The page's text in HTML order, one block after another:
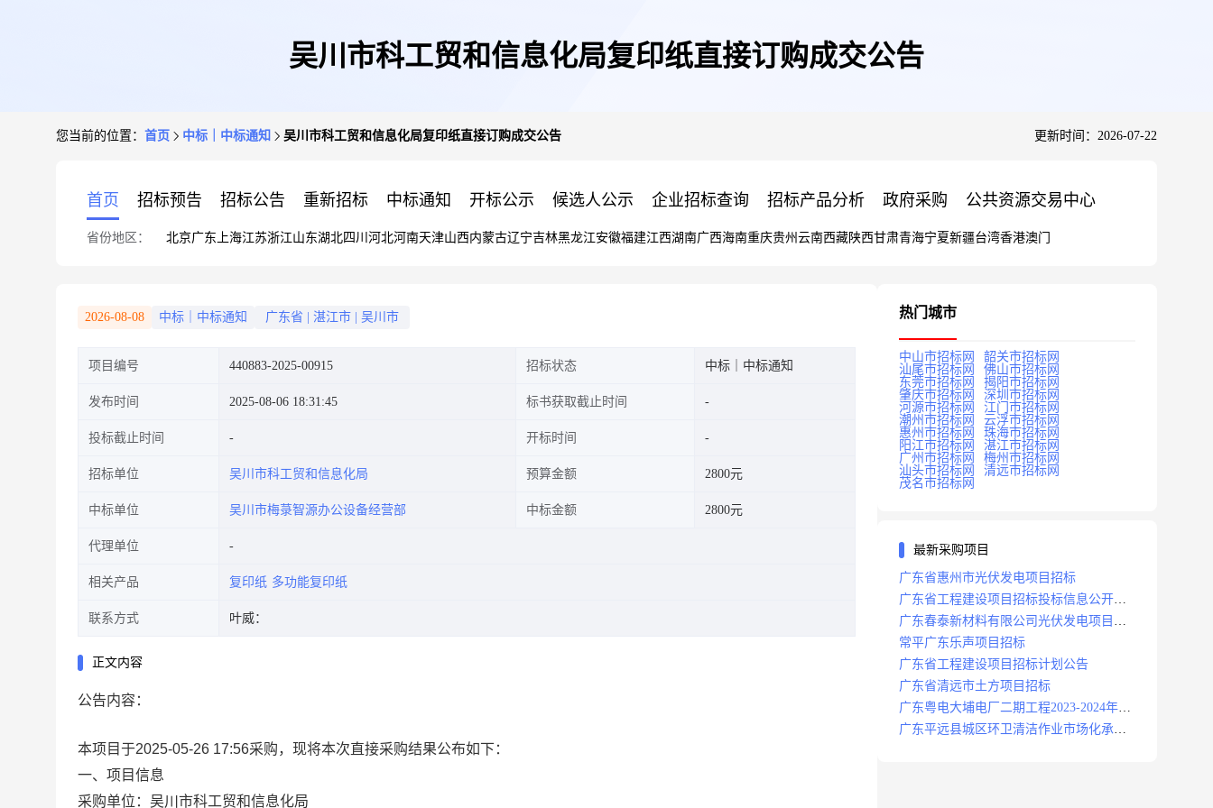
吴川市科工贸和信息化局复印纸直接订购成交公告
您当前的位置： 首页 中标｜中标通知 吴川市科工贸和信息化局复印纸直接订购成交公告 更新时间：2026-07-22
首页 招标预告 招标公告 重新招标 中标通知 开标公示 候选人公示 企业招标查询 招标产品分析 政府采购 公共资源交易中心
省份地区： 北京广东 上海江苏浙江山东湖北四川 河北河南天津山西内蒙古辽宁吉林黑龙江安徽福建江西湖南广西海南重庆贵州 云南西藏陕西甘肃青海宁夏新疆台湾香港澳门
2026-08-08 中标｜中标通知 广东省 湛江市 吴川市
项目编号 440883-2025-00915 招标状态 中标｜中标通知
发布时间 2025-08-06 18:31:45 标书获取截止时间
投标截止时间 开标时间
招标单位 吴川市科工贸和信息化局 预算金额 2800元
中标单位 吴川市梅菉智源办公设备经营部 中标金额 2800元
代理单位
相关产品 复印纸 多功能复印纸
联系方式 叶威：
正文内容
公告内容：
本项目于2025-05-26 17:56采购，现将本次直接采购结果公布如下：
一、项目信息
采购单位：吴川市科工贸和信息化局
热门城市
中山市招标网
韶关市招标网
汕尾市招标网
佛山市招标网
东莞市招标网
揭阳市招标网
肇庆市招标网
深圳市招标网
河源市招标网
江门市招标网
潮州市招标网
云浮市招标网
惠州市招标网
珠海市招标网
阳江市招标网
湛江市招标网
广州市招标网
梅州市招标网
汕头市招标网
清远市招标网
茂名市招标网
最新采购项目
广东省惠州市光伏发电项目招标
广东省工程建设项目招标投标信息公开目
录
广东春泰新材料有限公司光伏发电项目招
标
常平广东乐声项目招标
广东省工程建设项目招标计划公告
广东省清远市土方项目招标
广东粤电大埔电厂二期工程2023-2024年度
安保服务项目招标公告
广东平远县城区环卫清洁作业市场化承包